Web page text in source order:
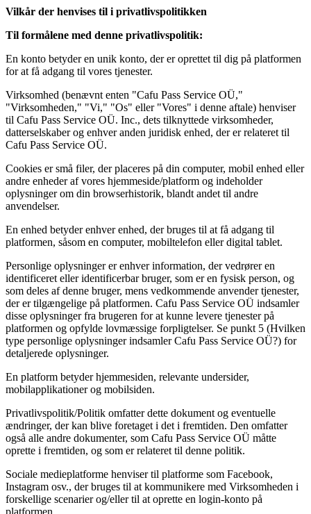
Vilkår der henvises til i privatlivspolitikken
Til formålene med denne privatlivspolitik:
En konto betyder en unik konto, der er oprettet til dig på platformen
for at få adgang til vores tjenester.
Virksomhed (benævnt enten "Cafu Pass Service OÜ,"
"Virksomheden," "Vi," "Os" eller "Vores" i denne aftale) henviser
til Cafu Pass Service OÜ. Inc., dets tilknyttede virksomheder,
datterselskaber og enhver anden juridisk enhed, der er relateret til
Cafu Pass Service OÜ.
Cookies er små filer, der placeres på din computer, mobil enhed eller
andre enheder af vores hjemmeside/platform og indeholder
oplysninger om din browserhistorik, blandt andet til andre
anvendelser.
En enhed betyder enhver enhed, der bruges til at få adgang til
platformen, såsom en computer, mobiltelefon eller digital tablet.
Personlige oplysninger er enhver information, der vedrører en
identificeret eller identificerbar bruger, som er en fysisk person, og
som deles af denne bruger, mens vedkommende anvender tjenester,
der er tilgængelige på platformen. Cafu Pass Service OÜ indsamler
disse oplysninger fra brugeren for at kunne levere tjenester på
platformen og opfylde lovmæssige forpligtelser. Se punkt 5 (Hvilken
type personlige oplysninger indsamler Cafu Pass Service OÜ?) for
detaljerede oplysninger.
En platform betyder hjemmesiden, relevante undersider,
mobilapplikationer og mobilsiden.
Privatlivspolitik/Politik omfatter dette dokument og eventuelle
ændringer, der kan blive foretaget i det i fremtiden. Den omfatter
også alle andre dokumenter, som Cafu Pass Service OÜ måtte
oprette i fremtiden, og som er relateret til denne politik.
Sociale medieplatforme henviser til platforme som Facebook,
Instagram osv., der bruges til at kommunikere med Virksomheden i
forskellige scenarier og/eller til at oprette en login-konto på
platformen.